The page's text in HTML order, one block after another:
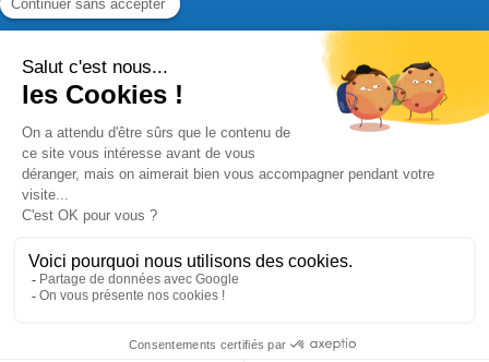
Nous contacter |
Paiement sécurisé
2008 - 2026 © CreaMagic. ALL Rights Reserved.